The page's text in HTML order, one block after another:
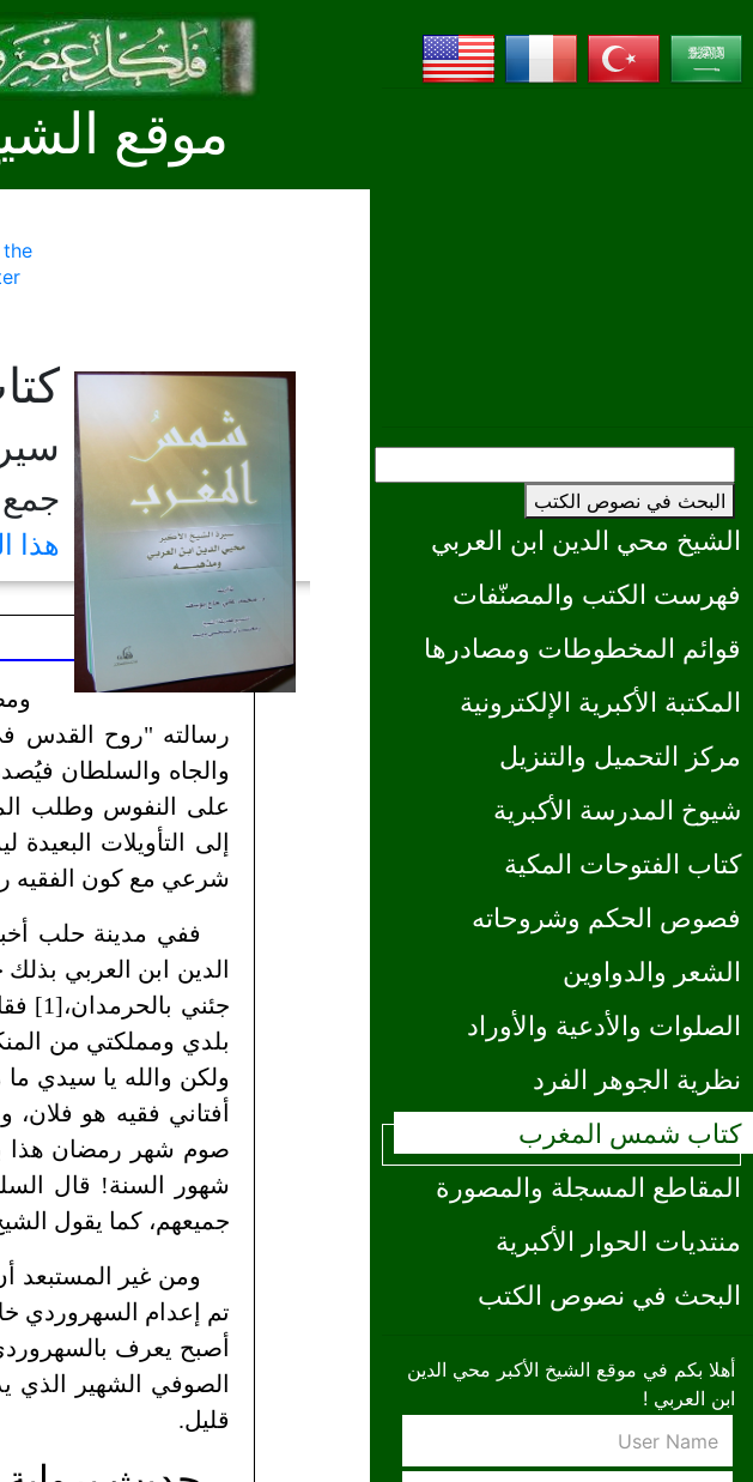
البحث في نصوص الكتب
الشيخ محي الدين ابن العربي
فهرست الكتب والمصنّفات
قوائم المخطوطات ومصادرها
المكتبة الأكبرية الإلكترونية
مركز التحميل والتنزيل
شيوخ المدرسة الأكبرية
كتاب الفتوحات المكية
فصوص الحكم وشروحاته
الشعر والدواوين
الصلوات والأدعية والأوراد
نظرية الجوهر الفرد
كتاب شمس المغرب
المقاطع المسجلة والمصورة
منتديات الحوار الأكبرية
البحث في نصوص الكتب
أهلا بكم في موقع الشيخ الأكبر محي الدين
ابن العربي !
موقع
هذا
رسالته "روح القدس في
والجاه والسلطان
على النفوس وطلب
إلى التأويلات
شرعي مع كون الفقيه
ففي مدينة حلب
الدين ابن العربي
بلدي ومملكتي من
ولكن والله يا سيدي ما
أفتاني فقيه هو
صوم شهر رمضان هذا
شهور السنة! قال
جميعهم، كما يقول
ومن غير المستبعد
تم إعدام السهروردي
أصبح يعرف
الصوفي الشهير الذي
قليل.